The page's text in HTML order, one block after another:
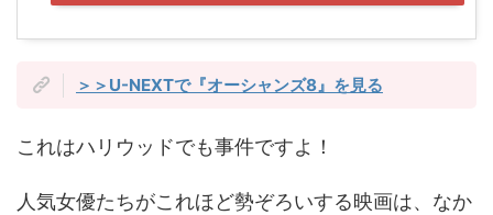
＞＞U-NEXTで『オーシャンズ8』を見る
これはハリウッドでも事件ですよ！
人気女優たちがこれほど勢ぞろいする映画は、なか